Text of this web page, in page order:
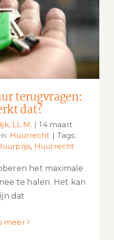
terugvragen: hoe
dat?
terugvragen:
dat?
LL.M. | 14 maart
Huurrecht | Tags:
, Huurrecht
het maximale
te halen. Het kan
dat
meer